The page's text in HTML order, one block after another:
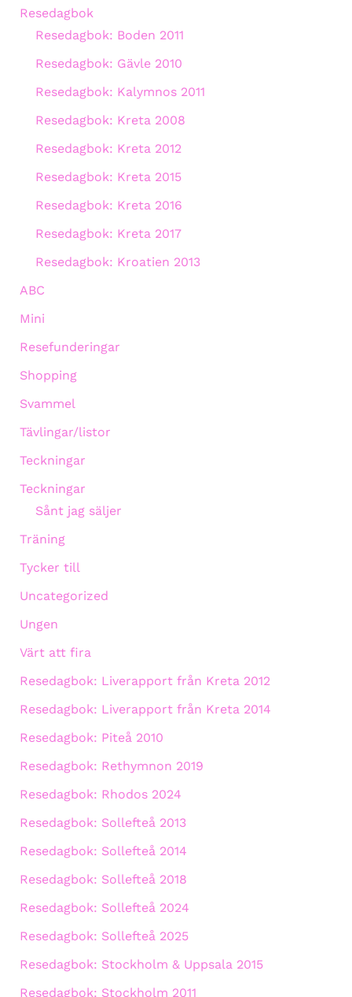
Resedagbok
Resedagbok: Boden 2011
Resedagbok: Gävle 2010
Resedagbok: Kalymnos 2011
Resedagbok: Kreta 2008
Resedagbok: Kreta 2012
Resedagbok: Kreta 2015
Resedagbok: Kreta 2016
Resedagbok: Kreta 2017
Resedagbok: Kroatien 2013
ABC
Mini
Resefunderingar
Shopping
Svammel
Tävlingar/listor
Teckningar
Teckningar
Sånt jag säljer
Träning
Tycker till
Uncategorized
Ungen
Värt att fira
Resedagbok: Liverapport från Kreta 2012
Resedagbok: Liverapport från Kreta 2014
Resedagbok: Piteå 2010
Resedagbok: Rethymnon 2019
Resedagbok: Rhodos 2024
Resedagbok: Sollefteå 2013
Resedagbok: Sollefteå 2014
Resedagbok: Sollefteå 2018
Resedagbok: Sollefteå 2024
Resedagbok: Sollefteå 2025
Resedagbok: Stockholm & Uppsala 2015
Resedagbok: Stockholm 2011